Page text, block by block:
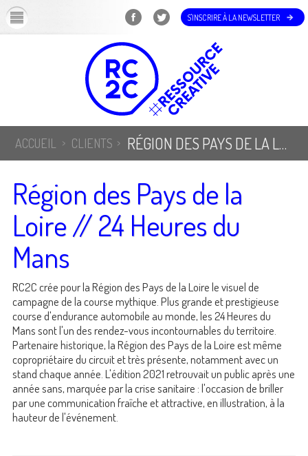
S'INSCRIRE À LA NEWSLETTER
ACCUEIL CLIENTS RÉGION DES PAYS DE LA LOIRE // 24 HEURES DU MANS
Région des Pays de la
Loire // 24 Heures du
Mans
RC2C crée pour la Région des Pays de la Loire le visuel de
campagne de la course mythique. Plus grande et prestigieuse
course d'endurance automobile au monde, les 24 Heures du
Mans sont l'un des rendez-vous incontournables du territoire.
Partenaire historique, la Région des Pays de la Loire est même
copropriétaire du circuit et très présente, notamment avec un
stand chaque année. L'édition 2021 retrouvait un public après une
année sans, marquée par la crise sanitaire : l'occasion de briller
par une communication fraîche et attractive, en illustration, à la
hauteur de l'événement.